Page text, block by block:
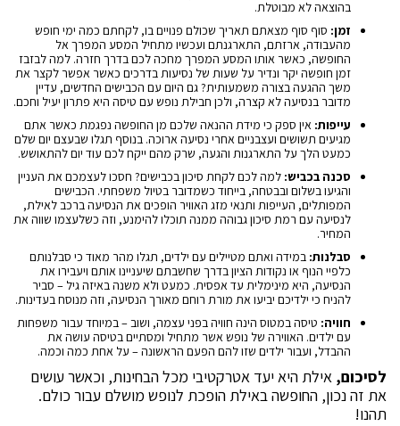
בהוצאה לא מבוטלת.
זמן: סוף סוף מצאתם תאריך שכולם פנויים בו, לקחתם כמה ימי חופש
מהעבודה, ארזתם, התארגנתם ועכשיו מתחיל המסע המפרך אל
החופשה, כאשר אותו המסע המפרך מחכה לכם בדרך חזרה. למה לבזבז
זמן חופשה יקר ונדיר על שעות של נסיעות בדרכים כאשר אפשר לקצר את
משך ההגעה בצורה משמעותית? גם היום עם הכבישים החדשים, עדיין
מדובר בנסיעה לא קצרה, ולכן חבילת נופש עם טיסה היא פתרון יעיל וחכם.
עייפות: אין ספק כי מידת ההנאה שלכם מן החופשה נפגמת כאשר אתם
מגיעים תשושים ועצבניים אחרי נסיעה ארוכה. בנוסף תגלו שבעצם יום שלם
כמעט הלך על התארגנות והגעה, שרק מהם ייקח לכם עוד יום להתאושש.
סכנה בכביש: למה לכם לקחת סיכון בכבישים? חסכו לעצמכם את העניין
והגיעו בשלום ובבטחה, בייחוד כשמדובר בטיול משפחתי. הכבישים
המפותלים, העייפות ותנאי מזג האוויר הופכים את הנסיעה ברכב לאילת,
לנסיעה עם רמת סיכון גבוהה ממנה תוכלו להימנע, וזה כשלעצמו שווה את
המחיר.
סבלנות: במידה ואתם מטיילים עם ילדים, תגלו מהר מאוד כי סבלנותם
כלפיי הנוף או נקודות הציון בדרך שחשבתם שיעניינו אותם ויעבירו את
הנסיעה, היא מינימלית עד אפסית. כמעט ולא משנה באיזה גיל – סביר
להניח כי ילדיכם יביעו את מורת רוחם מאורך הנסיעה, וזה מנוסח בעדינות.
חוויה: טיסה במטוס הינה חוויה בפני עצמה, ושוב – במיוחד עבור משפחות
עם ילדים. האווירה של נופש אשר מתחיל ומסתיים בטיסה עושה את
ההבדל, ועבור ילדים שזו להם הפעם הראשונה – על אחת כמה וכמה.
לסיכום, אילת היא יעד אטרקטיבי מכל הבחינות, וכאשר עושים
את זה נכון, החופשה באילת הופכת לנופש מושלם עבור כולם.
תהנו!